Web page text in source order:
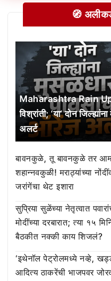
🧭
Maharashtra Rain
विश्रांती; ‘या’ दोन
अलर्ट
बावनकुळे, तू बावनकुळे तर
शहान्नवकुळी! मराठ्यांच्या
जरांगेंचा थेट इशारा
सुप्रिया सुळेंच्या नेतृत्वात
मोदींच्या दरबारात; त्या १५
बैठकीत नक्की काय शिजलं?
‘इथेनॉल पेट्रोलमध्ये नव्हे,
आदित्य ठाकरेंची भाजपवर